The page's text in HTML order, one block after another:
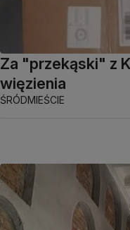
Za "przekąski" z
więzienia
ŚRÓDMIEŚCIE